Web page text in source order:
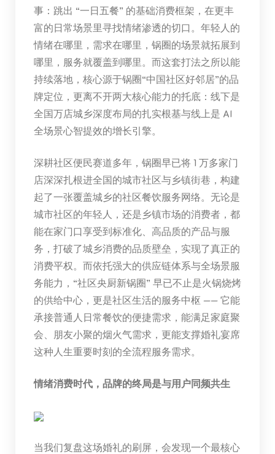
事：跳出 “一日五餐” 的基础消费框架，在更丰
富的日常场景里寻找情绪渗透的切口。年轻人的
情绪在哪里，需求在哪里，锅圈的场景就拓展到
哪里，服务就覆盖到哪里。而这套打法之所以能
持续落地，核心源于锅圈“中国社区好邻居”的品
牌定位，更离不开两大核心能力的托底：线下是
全国万店城乡深度布局的扎实根基与线上是 AI
全场景心智提效的增长引擎。
深耕社区便民赛道多年，锅圈早已将 1 万多家门
店深深扎根进全国的城市社区与乡镇街巷，构建
起了一张覆盖城乡的社区餐饮服务网络。无论是
城市社区的年轻人，还是乡镇市场的消费者，都
能在家门口享受到标准化、高品质的产品与服
务，打破了城乡消费的品质壁垒，实现了真正的
消费平权。而依托强大的供应链体系与全场景服
务能力，“社区央厨新锅圈” 早已不止是火锅烧烤
的供给中心，更是社区生活的服务中枢 —— 它能
承接普通人日常餐饮的便捷需求，能满足家庭聚
会、朋友小聚的烟火气需求，更能支撑婚礼宴席
这种人生重要时刻的全流程服务需求。
情绪消费时代，品牌的终局是与用户同频共生
当我们复盘这场婚礼的刷屏，会发现一个最核心